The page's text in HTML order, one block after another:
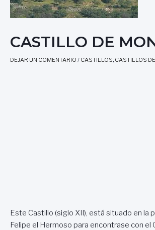
CASTILLO DE
DEJAR UN COMENTARIO / CASTILLOS, CASTILLOS
Este Castillo (siglo XII), está situado en la
Felipe el Hermoso para encontrase con